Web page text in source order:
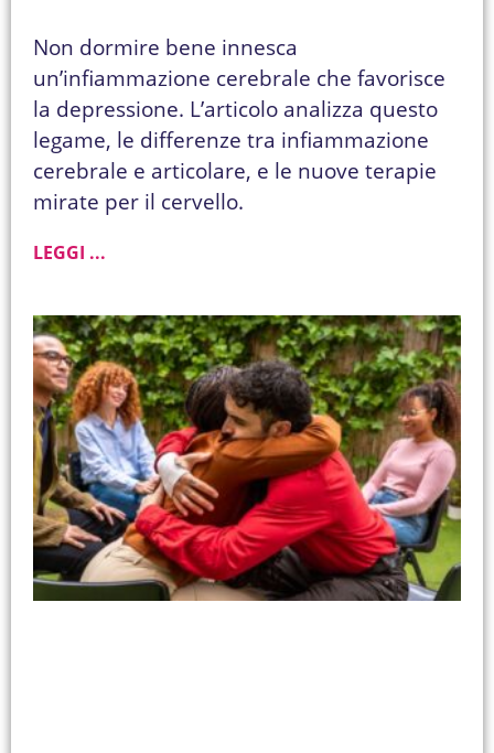
Non dormire bene innesca
un’infiammazione cerebrale che favorisce
la depressione. L’articolo analizza questo
legame, le differenze tra infiammazione
cerebrale e articolare, e le nuove terapie
mirate per il cervello.
LEGGI ...